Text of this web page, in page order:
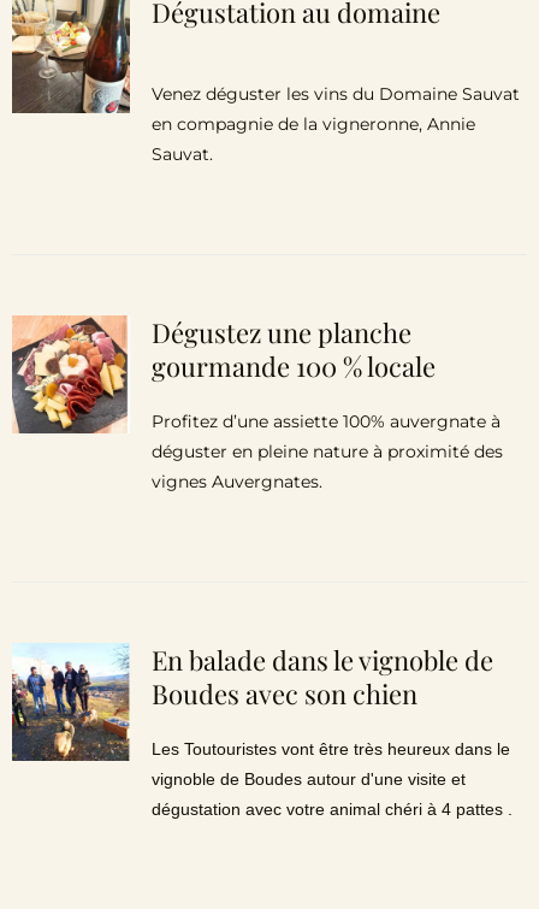
Dégustation au domaine
Venez déguster les vins du Domaine Sauvat
en compagnie de la vigneronne, Annie
Sauvat.
Dégustez une planche
gourmande 100 % locale
Profitez d’une assiette 100% auvergnate à
déguster en pleine nature à proximité des
vignes Auvergnates.
En balade dans le vignoble de
Boudes avec son chien
Les Toutouristes vont être très heureux dans le
vignoble de Boudes autour d'une visite et
dégustation avec votre animal chéri à 4 pattes .